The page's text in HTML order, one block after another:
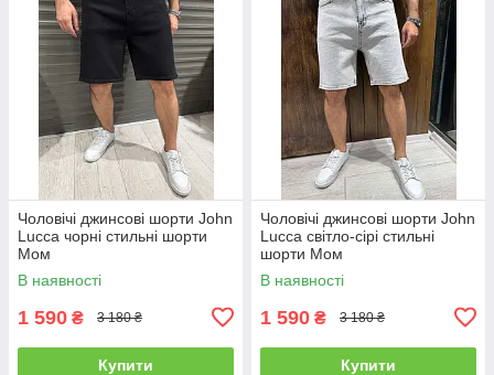
Чоловічі джинсові шорти John
Lucca чорні стильні шорти
Мом
В наявності
1 590 ₴ 3 180 ₴
Купити
Чоловічі джинсові шорти John
Lucca світло-сірі стильні
шорти Мом
В наявності
1 590 ₴ 3 180 ₴
Купити